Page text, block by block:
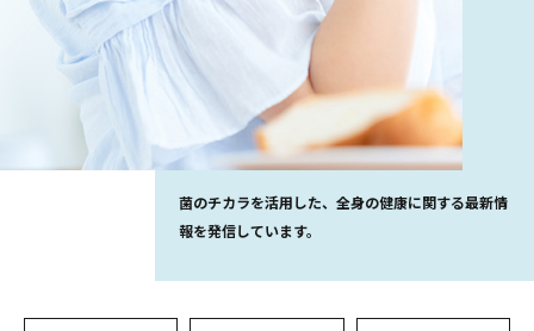
菌のチカラを活用した、全身の健康に関する最新情
報を発信しています。